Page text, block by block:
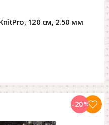
120 см, 2.50 мм
-20%